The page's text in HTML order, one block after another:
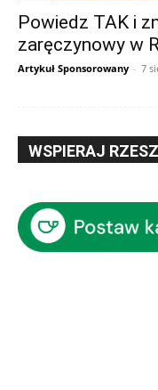
Powiedz TAK i
zaręczynowy w
Artykuł Sponsorowany - 7
WSPIERAJ